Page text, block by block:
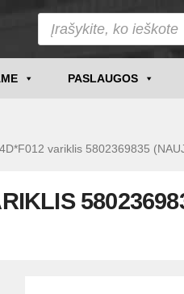
PASLAUGOS
variklis 5802369835